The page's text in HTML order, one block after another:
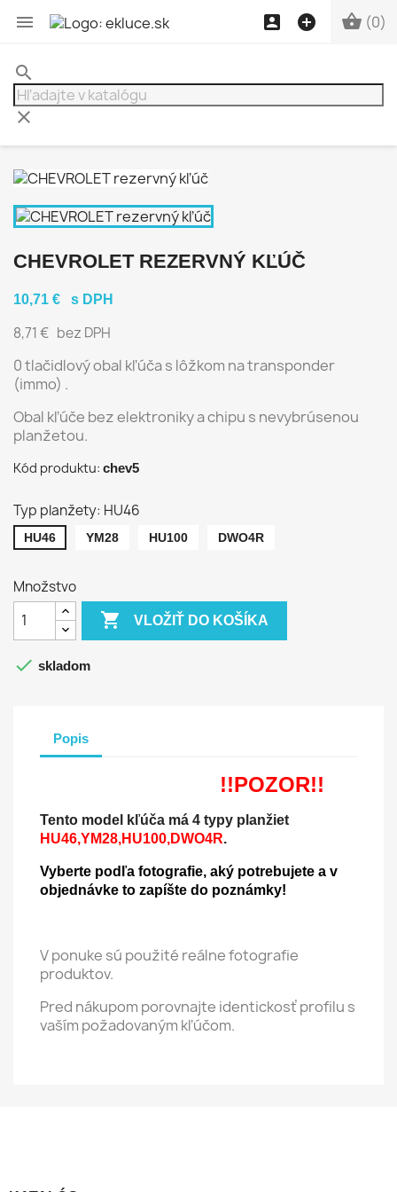
  (0)
 
search
clear
CHEVROLET REZERVNÝ KĽÚČ
10,71 € s DPH
8,71 € bez DPH
0 tlačidlový obal kľúča s lôžkom na transponder
(immo) .
Obal kľúče bez elektroniky a chipu s nevybrúsenou
planžetou.
Kód produktu: chev5
Typ planžety: HU46
HU46 YM28 HU100 DWO4R
Množstvo
 VLOŽIŤ DO KOŠÍKA
 skladom
Popis
!!POZOR!!
Tento model kľúča má 4 typy planžiet
HU46,YM28,HU100,DWO4R.
Vyberte podľa fotografie, aký potrebujete a v
objednávke to zapíšte do poznámky!
V ponuke sú použité reálne fotografie
produktov.
Pred nákupom porovnajte identickosť profilu s
vaším požadovaným kľúčom.